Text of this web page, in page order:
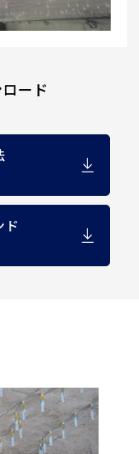
ード
ド